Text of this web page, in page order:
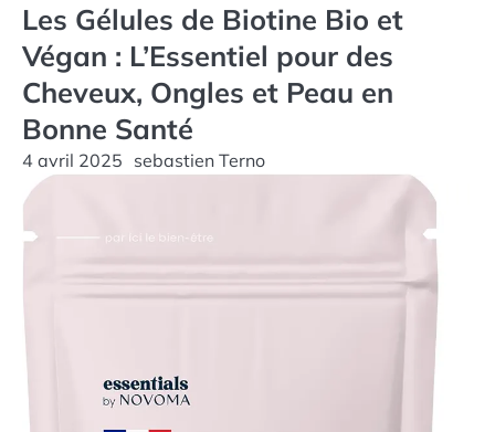
Les Gélules de Biotine Bio et
Végan : L’Essentiel pour des
Cheveux, Ongles et Peau en
Bonne Santé
4 avril 2025 sebastien Terno